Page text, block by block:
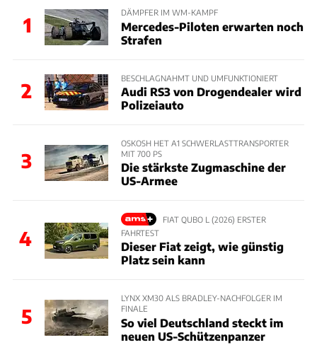
1
DÄMPFER IM WM-KAMPF
Mercedes-Piloten erwarten noch
Strafen
2
BESCHLAGNAHMT UND UMFUNKTIONIERT
Audi RS3 von Drogendealer wird
Polizeiauto
3
OSKOSH HET A1 SCHWERLASTTRANSPORTER
MIT 700 PS
Die stärkste Zugmaschine der
US-Armee
4
FIAT QUBO L (2026) ERSTER
FAHRTEST
Dieser Fiat zeigt, wie günstig
Platz sein kann
5
LYNX XM30 ALS BRADLEY-NACHFOLGER IM
FINALE
So viel Deutschland steckt im
neuen US-Schützenpanzer